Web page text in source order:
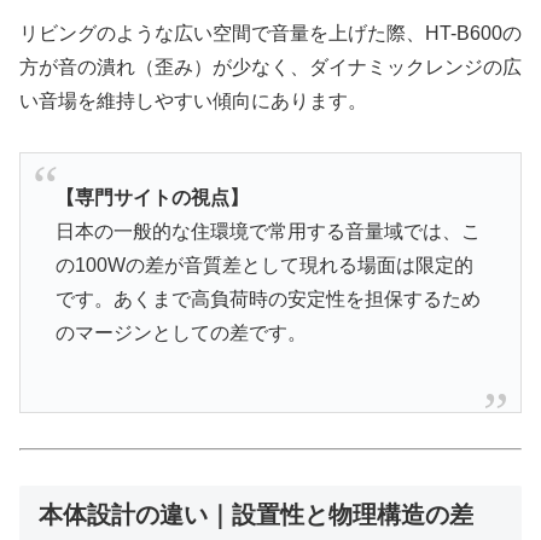
リビングのような広い空間で音量を上げた際、HT-B600の
方が音の潰れ（歪み）が少なく、ダイナミックレンジの広
い音場を維持しやすい傾向にあります。
【専門サイトの視点】
日本の一般的な住環境で常用する音量域では、こ
の100Wの差が音質差として現れる場面は限定的
です。あくまで高負荷時の安定性を担保するため
のマージンとしての差です。
本体設計の違い｜設置性と物理構造の差